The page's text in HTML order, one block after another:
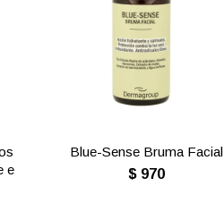
e
Blue-Sense Bruma Facial
$ 970